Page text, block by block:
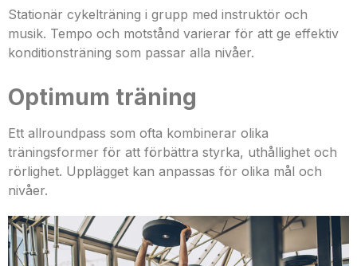
Stationär cykelträning i grupp med instruktör och
musik. Tempo och motstånd varierar för att ge effektiv
konditionsträning som passar alla nivåer.
Optimum träning
Ett allroundpass som ofta kombinerar olika
träningsformer för att förbättra styrka, uthållighet och
rörlighet. Upplägget kan anpassas för olika mål och
nivåer.